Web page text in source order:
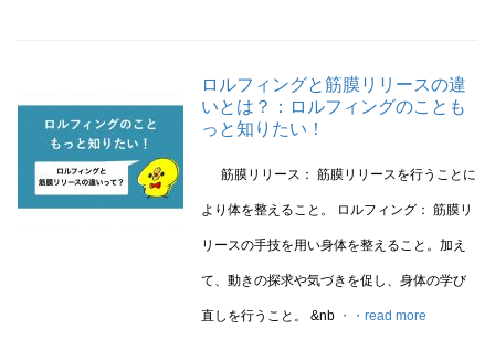
ロルフィングと筋膜リリースの違
いとは？：ロルフィングのことも
っと知りたい！
筋膜リリース： 筋膜リリースを行うことに
より体を整えること。 ロルフィング： 筋膜リ
リースの手技を用い身体を整えること。加え
て、動きの探求や気づきを促し、身体の学び
直しを行うこと。 &nb ・・read more